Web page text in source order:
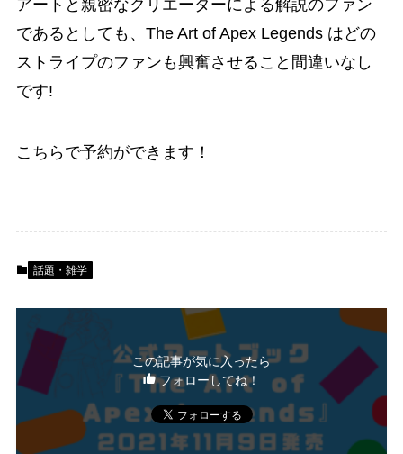
アートと親密なクリエーターによる解説のファン
であるとしても、The Art of Apex Legends はどの
ストライプのファンも興奮させること間違いなし
です!
こちらで予約ができます！
話題・雑学
この記事が気に入ったら
フォローしてね！